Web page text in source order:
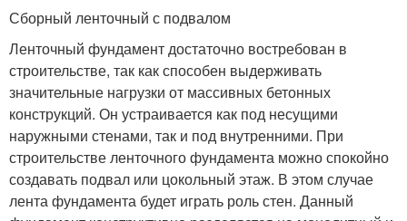
Сборный ленточный с подвалом
Ленточный фундамент достаточно востребован в
строительстве, так как способен выдерживать
значительные нагрузки от массивных бетонных
конструкций. Он устраивается как под несущими
наружными стенами, так и под внутренними. При
строительстве ленточного фундамента можно спокойно
создавать подвал или цокольный этаж. В этом случае
лента фундамента будет играть роль стен. Данный